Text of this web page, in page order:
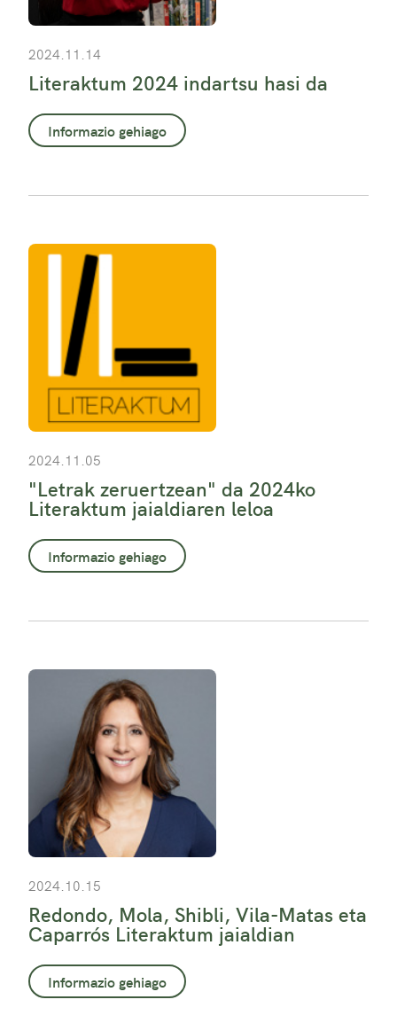
2024.11.14
Literaktum 2024 indartsu hasi da
Informazio gehiago
2024.11.05
"Letrak zeruertzean" da 2024ko
Literaktum jaialdiaren leloa
Informazio gehiago
2024.10.15
Redondo, Mola, Shibli, Vila-Matas eta
Caparrós Literaktum jaialdian
Informazio gehiago